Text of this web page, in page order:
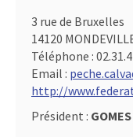
3 rue de Bruxelles
14120
Téléphone :
Email :
http://
Président :